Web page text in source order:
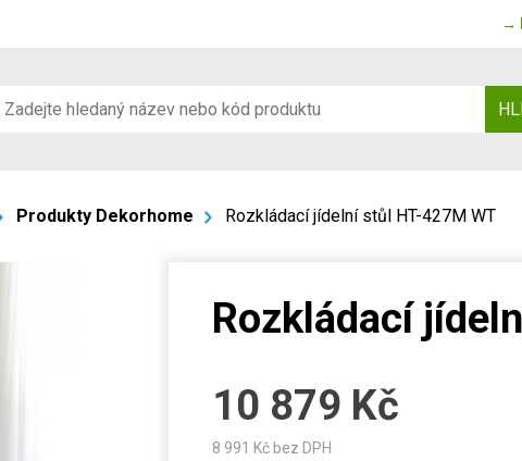
→
Produkty Dekorhome Rozkládací jídelní stůl HT-427M WT
Rozkládací
10 879 Kč
8 991 Kč bez DPH